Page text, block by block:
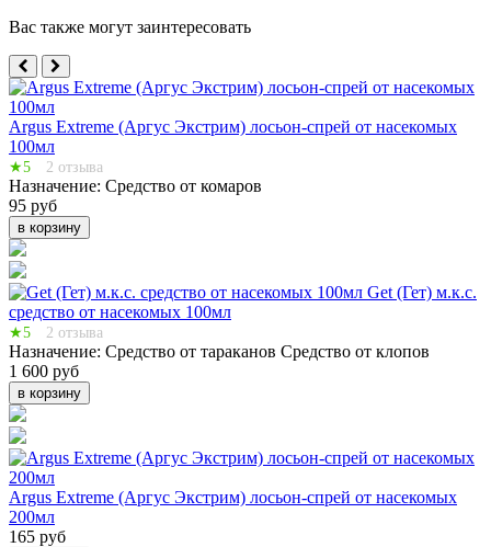
Вас также могут заинтересовать
Argus Extreme (Аргус Экстрим) лосьон-спрей от насекомых
100мл
★5 2 отзыва
Назначение: Средство от комаров
95 руб
в корзину
Get (Гет) м.к.с.
средство от насекомых 100мл
★5 2 отзыва
Назначение: Средство от тараканов Средство от клопов
1 600 руб
в корзину
Argus Extreme (Аргус Экстрим) лосьон-спрей от насекомых
200мл
165 руб